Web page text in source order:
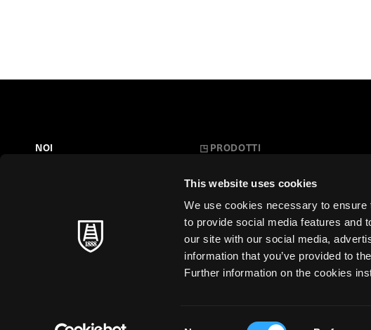
This website uses cookies
We use cookies necessary to
to provide social media features and
our site with our social media,
information that you’ve provided to
Further information on the cookies
NOI
MAESTRI SENZA TEMPO
◳ PRODOTTI
Carte Creative
Cartoleria
Stampa d'Arte